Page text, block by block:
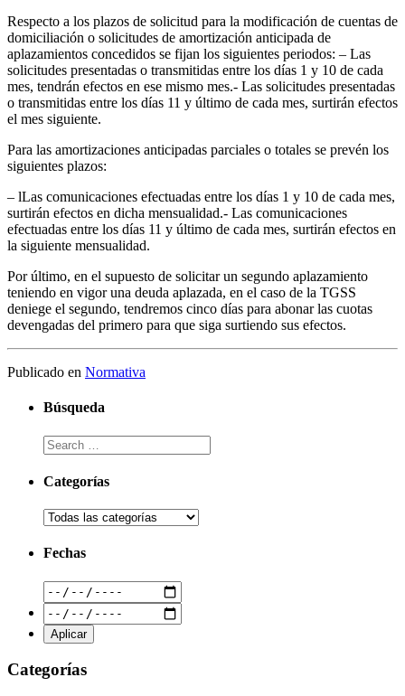
Respecto a los plazos de solicitud para la modificación de cuentas de
domiciliación o solicitudes de amortización anticipada de
aplazamientos concedidos se fijan los siguientes periodos: – Las
solicitudes presentadas o transmitidas entre los días 1 y 10 de cada
mes, tendrán efectos en ese mismo mes.- Las solicitudes presentadas
o transmitidas entre los días 11 y último de cada mes, surtirán efectos
el mes siguiente.
Para las amortizaciones anticipadas parciales o totales se prevén los
siguientes plazos:
– lLas comunicaciones efectuadas entre los días 1 y 10 de cada mes,
surtirán efectos en dicha mensualidad.- Las comunicaciones
efectuadas entre los días 11 y último de cada mes, surtirán efectos en
la siguiente mensualidad.
Por último, en el supuesto de solicitar un segundo aplazamiento
teniendo en vigor una deuda aplazada, en el caso de la TGSS
deniege el segundo, tendremos cinco días para abonar las cuotas
devengadas del primero para que siga surtiendo sus efectos.
Publicado en Normativa
Búsqueda
Categorías
Fechas
Categorías